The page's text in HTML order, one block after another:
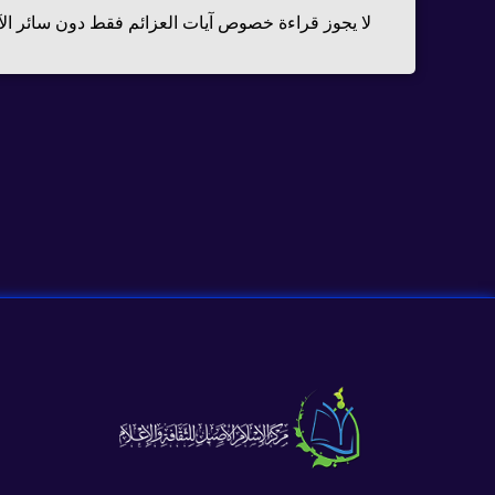
لا يجوز قراءة خصوص آيات العزائم فقط دون سائر